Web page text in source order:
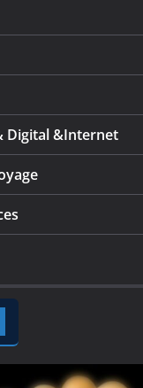
Digital &Internet